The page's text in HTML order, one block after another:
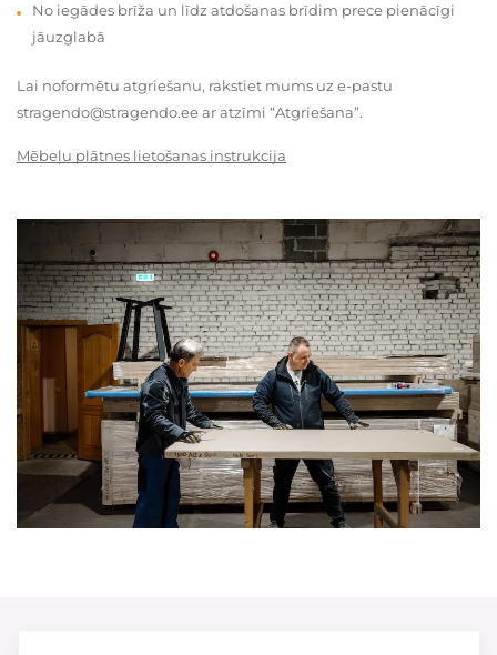
No iegādes brīža un līdz atdošanas brīdim prece pienācīgi
jāuzglabā
Lai noformētu atgriešanu, rakstiet mums uz e-pastu
stragendo@stragendo.ee ar atzīmi “Atgriešana”.
Mēbeļu plātnes lietošanas instrukcija